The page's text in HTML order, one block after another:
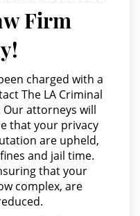
Of A Firearm
Justice
Court
Hearings
Under 18
Condena
Públicos
Firm
charged with a
The LA Criminal
Our attorneys will
that your privacy
are upheld,
and jail time.
that your
complex, are